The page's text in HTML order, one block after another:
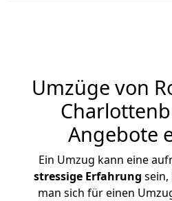
Umzüge von
Angebote
Ein Umzug kann eine
stressige Erfahrung
man sich für einen